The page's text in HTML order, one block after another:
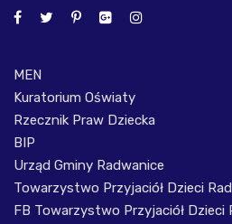
MEN
Kuratorium Oświaty
Rzecznik Praw Dziecka
BIP
Urząd Gminy Radwanice
Towarzystwo Przyjaciół Dzieci
FB Towarzystwo Przyjaciół Dzieci